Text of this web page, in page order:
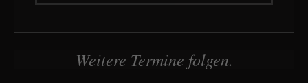
Weitere Termine folgen.